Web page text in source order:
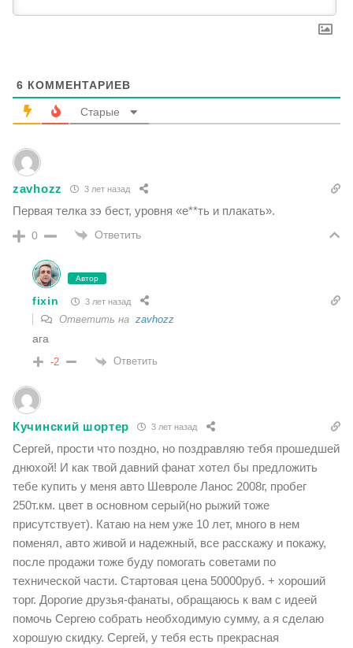
6 КОММЕНТАРИЕВ
Старые
zavhozz 3 лет назад
Первая телка зэ бест, уровня «е**ть и плакать».
0 Ответить
Автор
fixin 3 лет назад
Ответить на zavhozz
ага
-2 Ответить
Кучинский шортер 3 лет назад
Сергей, прости что поздно, но поздравляю тебя прошедшей
днюхой! И как твой давний фанат хотел бы предложить
тебе купить у меня авто Шевроле Ланос 2008г, пробег
250т.км. цвет в основном серый(но рыжий тоже
присутствует). Катаю на нем уже 10 лет, много в нем
поменял, авто живой и надежный, все расскажу и покажу,
после продажи тоже буду помогать советами по
технической части. Стартовая цена 50000руб. + хороший
торг. Дорогие друзья-фанаты, обращаюсь к вам с идеей
помочь Сергею собрать необходимую сумму, а я сделаю
хорошую скидку. Сергей, у тебя есть прекрасная